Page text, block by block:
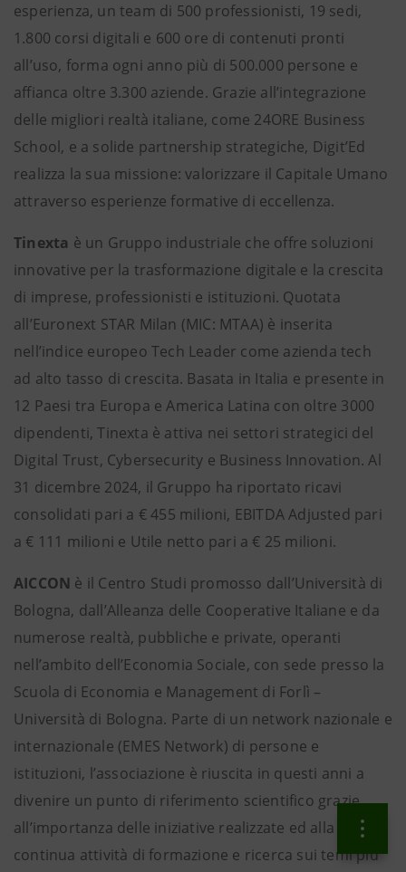
esperienza, un team di 500 professionisti, 19 sedi,
1.800 corsi digitali e 600 ore di contenuti pronti
all’uso, forma ogni anno più di 500.000 persone e
affianca oltre 3.300 aziende. Grazie all’integrazione
delle migliori realtà italiane, come 24ORE Business
School, e a solide partnership strategiche, Digit’Ed
realizza la sua missione: valorizzare il Capitale Umano
attraverso esperienze formative di eccellenza.
Tinexta è un Gruppo industriale che offre soluzioni
innovative per la trasformazione digitale e la crescita
di imprese, professionisti e istituzioni. Quotata
all’Euronext STAR Milan (MIC: MTAA) è inserita
nell’indice europeo Tech Leader come azienda tech
ad alto tasso di crescita. Basata in Italia e presente in
12 Paesi tra Europa e America Latina con oltre 3000
dipendenti, Tinexta è attiva nei settori strategici del
Digital Trust, Cybersecurity e Business Innovation. Al
31 dicembre 2024, il Gruppo ha riportato ricavi
consolidati pari a € 455 milioni, EBITDA Adjusted pari
a € 111 milioni e Utile netto pari a € 25 milioni.
AICCON è il Centro Studi promosso dall’Università di
Bologna, dall’Alleanza delle Cooperative Italiane e da
numerose realtà, pubbliche e private, operanti
nell’ambito dell’Economia Sociale, con sede presso la
Scuola di Economia e Management di Forlì –
Università di Bologna. Parte di un network nazionale e
internazionale (EMES Network) di persone e
istituzioni, l’associazione è riuscita in questi anni a
divenire un punto di riferimento scientifico grazie
all’importanza delle iniziative realizzate ed alla
continua attività di formazione e ricerca sui temi più